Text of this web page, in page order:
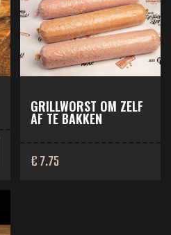
GRILLWORST OM ZELF
AF TE BAKKEN
€ 7.75